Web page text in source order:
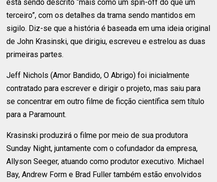
está sendo descrito “mais como um spin-off do que um
terceiro”, com os detalhes da trama sendo mantidos em
sigilo. Diz-se que a história é baseada em uma ideia original
de John Krasinski, que dirigiu, escreveu e estrelou as duas
primeiras partes.
Jeff Nichols (Amor Bandido, O Abrigo) foi inicialmente
contratado para escrever e dirigir o projeto, mas saiu para
se concentrar em outro filme de ficção científica sem título
para a Paramount.
Krasinski produzirá o filme por meio de sua produtora
Sunday Night, juntamente com o cofundador da empresa,
Allyson Seeger, atuando como produtor executivo. Michael
Bay, Andrew Form e Brad Fuller também estão envolvidos